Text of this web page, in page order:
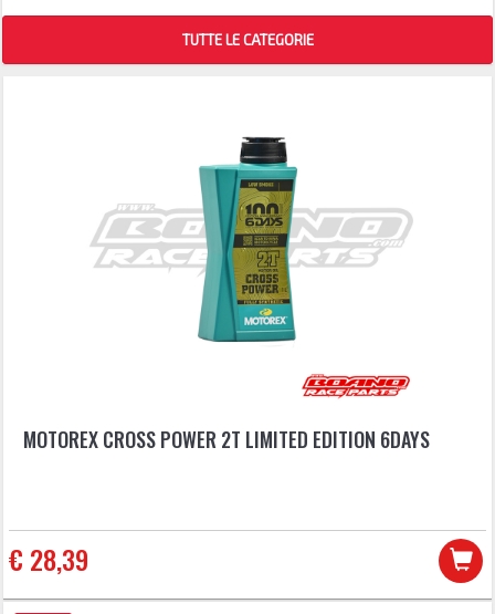
TUTTE LE CATEGORIE
MOTOREX CROSS POWER 2T LIMITED EDITION 6DAYS
€ 28,39